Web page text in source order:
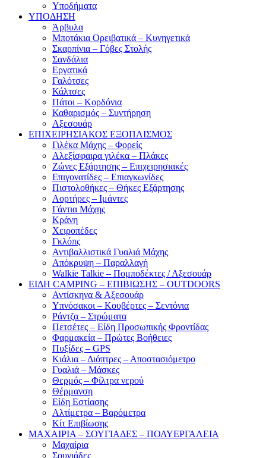
Υποδήματα
ΥΠΟΔΗΣΗ
Άρβυλα
Μποτάκια Ορειβατικά – Κυνηγετικά
Σκαρπίνια – Γόβες Στολής
Σανδάλια
Εργατικά
Γαλότσες
Κάλτσες
Πάτοι – Κορδόνια
Καθαρισμός – Συντήρηση
Αξεσουάρ
ΕΠΙΧΕΙΡΗΣΙΑΚΟΣ ΕΞΟΠΛΙΣΜΟΣ
Γιλέκα Μάχης – Φορείς
Αλεξίσφαιρα γιλέκα – Πλάκες
Ζώνες Εξάρτησης – Επιχειρησιακές
Επιγονατίδες – Επιαγκωνίδες
Πιστολοθήκες – Θήκες Εξάρτησης
Αορτήρες – Ιμάντες
Γάντια Μάχης
Κράνη
Χειροπέδες
Γκλόπς
Αντιβαλλιστικά Γυαλιά Μάχης
Απόκρυψη – Παραλλαγή
Walkie Talkie – Πομποδέκτες / Αξεσουάρ
ΕΙΔΗ CAMPING – ΕΠΙΒΙΩΣΗΣ – OUTDOORS
Αντίσκηνα & Αξεσουάρ
Υπνόσακοι – Κουβέρτες – Σεντόνια
Ράντζα – Στρώματα
Πετσέτες – Είδη Προσωπικής Φροντίδας
Φαρμακεία – Πρώτες Βοήθειες
Πυξίδες – GPS
Κιάλια – Διόπτρες – Αποστασιόμετρο
Γυαλιά – Μάσκες
Θερμός – Φίλτρα νερού
Θέρμανση
Είδη Εστίασης
Αλτίμετρα – Βαρόμετρα
Κίτ Επιβίωσης
ΜΑΧΑΙΡΙΑ – ΣΟΥΓΙΑΔΕΣ – ΠΟΛΥΕΡΓΑΛΕΙΑ
Μαχαίρια
Σουγιάδες